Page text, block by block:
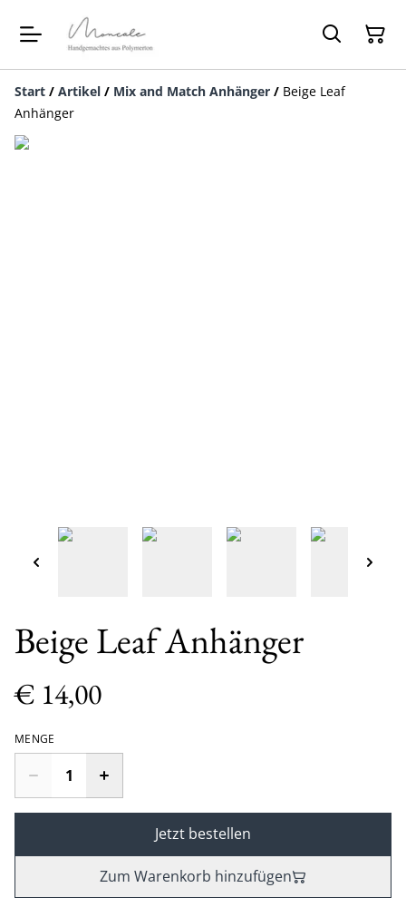
Start / Artikel / Mix and Match Anhänger / Beige Leaf
Anhänger
Beige Leaf Anhänger
€ 14,00
MENGE
Jetzt bestellen
Zum Warenkorb hinzufügen